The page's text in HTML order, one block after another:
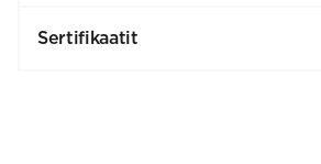
Sertifikaatit